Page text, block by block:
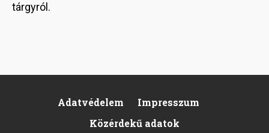
tárgyról.
Footer
Adatvédelem
Impresszum
Közérdekű adatok